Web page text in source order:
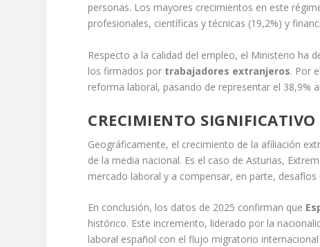
personas. Los mayores crecimientos en este
profesionales, científicas y técnicas (19,2%) y
Respecto a la calidad del empleo, el Ministerio ha
los firmados por trabajadores extranjeros. Por
reforma laboral, pasando de representar el 38,9%
CRECIMIENTO
Geográficamente, el crecimiento de la afiliación
de la media nacional. Es el caso de Asturias,
mercado laboral y a compensar, en parte,
En conclusión, los datos de 2025 confirman que
histórico. Este incremento, liderado por la
laboral español con el flujo migratorio